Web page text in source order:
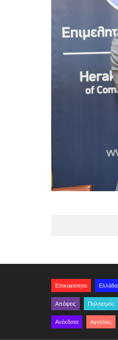
Επικαιρότητα Ελλάδα
Απόψεις Πολιτισμός
Ανέκδοτα Αγγελίες